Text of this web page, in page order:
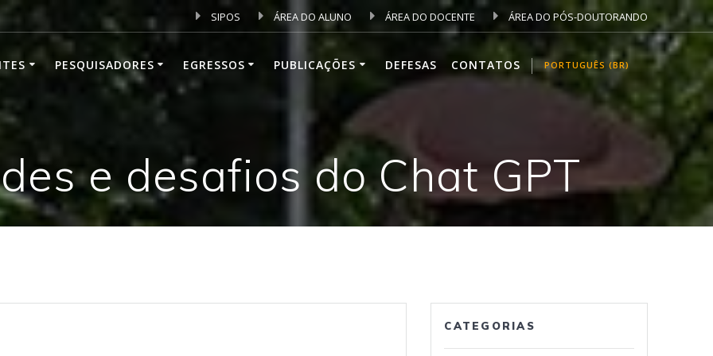
SIPOS ÁREA DO ALUNO ÁREA DO DOCENTE ÁREA DO PÓS-DOUTORANDO
PESQUISADORES EGRESSOS PUBLICAÇÕES DEFESAS CONTATOS PORTUGUÊS (BR)
e desafios do Chat GPT
CATEGORIAS